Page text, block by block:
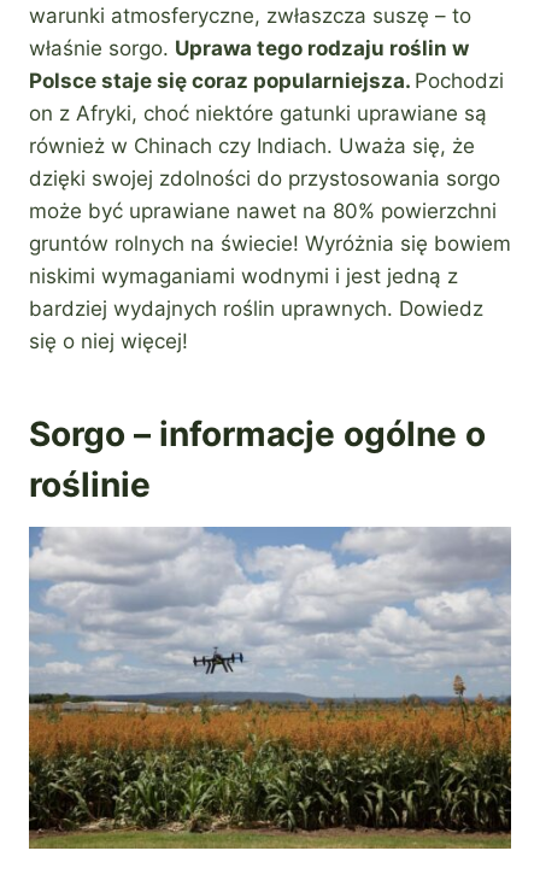
warunki atmosferyczne, zwłaszcza suszę – to
właśnie sorgo. Uprawa tego rodzaju roślin w
Polsce staje się coraz popularniejsza. Pochodzi
on z Afryki, choć niektóre gatunki uprawiane są
również w Chinach czy Indiach. Uważa się, że
dzięki swojej zdolności do przystosowania sorgo
może być uprawiane nawet na 80% powierzchni
gruntów rolnych na świecie! Wyróżnia się bowiem
niskimi wymaganiami wodnymi i jest jedną z
bardziej wydajnych roślin uprawnych. Dowiedz
się o niej więcej!
Sorgo – informacje ogólne o
roślinie